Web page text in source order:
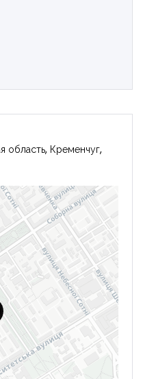
область, Кременчуг,